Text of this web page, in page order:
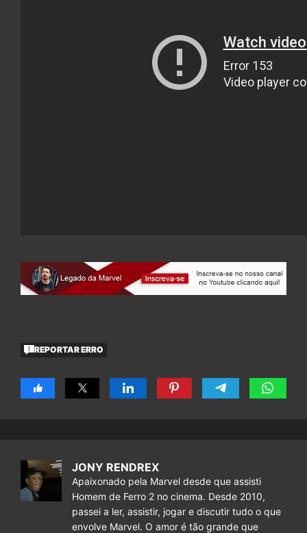
REPORTAR ERRO
JONY RENDREX
Apaixonado pela Marvel desde que assisti
Homem de Ferro 2 no cinema. Desde 2010,
passei a ler, assistir, jogar e discutir tudo o que
envolve Marvel. O amor é tão grande que